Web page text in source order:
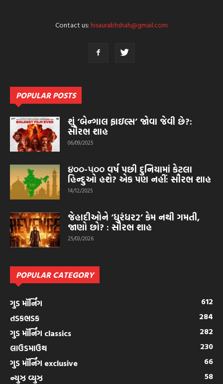
Contact us:hisaurabhshah@gmail.com
POPULAR POSTS
શું ‘બેન્ગાલ ફાઇલ્સ’ જોવા જેવી છે?:
સૌરભ શાહ
06/09/2025
૪૦૦-૫૦૦ વર્ષ પછી દુનિયામાં કેટલા
હિન્દુઓ હશે? એક પણ નહીં: સૌરભ શાહ
14/12/2025
જેહાદીઓને ‘ધુરંધર2’ કેમ નથી ગમતી,
જાણો છો? : સૌરભ શાહ
25/03/2026
POPULAR CATEGORY
ગુડ મૉર્નિંગ
612
તડકભડક
284
ગુડ મૉર્નિંગ classics
282
લાઉડમાઉથ
230
ગુડ મૉર્નિંગ exclusive
66
ન્યુઝ વ્યુઝ
58